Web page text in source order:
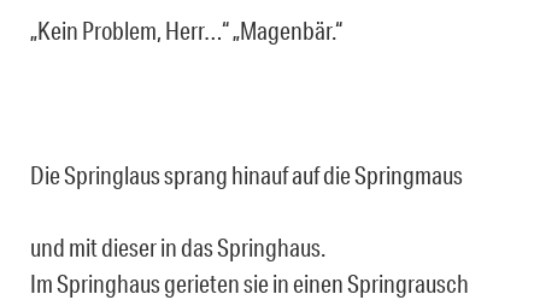
„Kein Problem, Herr…“ „Magenbär.“
Die Springlaus sprang hinauf auf die Springmaus
und mit dieser in das Springhaus.
Im Springhaus gerieten sie in einen Springrausch